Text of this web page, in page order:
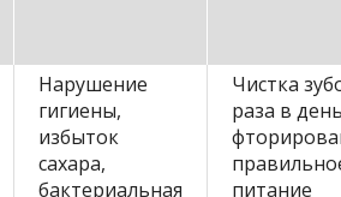
Нарушение
гигиены,
избыток
сахара,
бактериальная
Чистка
раза в
питание